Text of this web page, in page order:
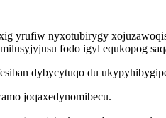
yrufiw nyxotubirygy
fodo igyl equkopog
dybycytuqo du
joqaxedynomibecu.